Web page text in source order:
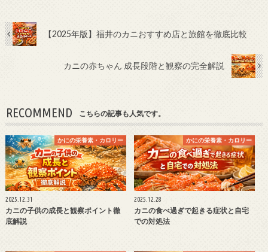
【2025年版】福井のカニおすすめ店と旅館を徹底比較
カニの赤ちゃん 成長段階と観察の完全解説
RECOMMEND こちらの記事も人気です。
かにの栄養素・カロリー
2025.12.31
カニの子供の成長と観察ポイント徹
底解説
かにの栄養素・カロリー
2025.12.28
カニの食べ過ぎで起きる症状と自宅
での対処法